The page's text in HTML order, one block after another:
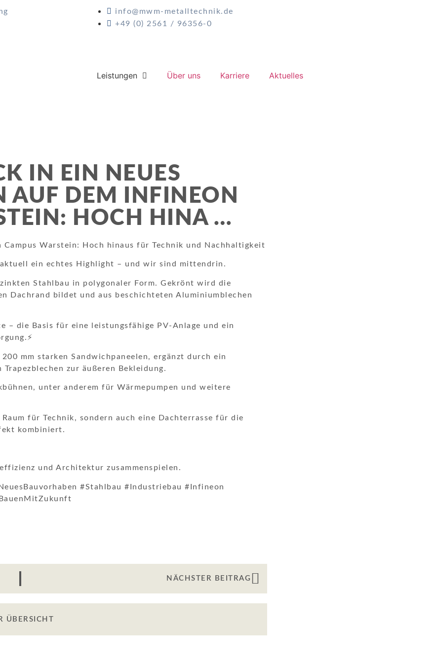
info@mwm-metalltechnik.de
+49 (0) 2561 / 96356-0
Leistungen Über uns Karriere Aktuelles
JOB
GESUCHT?
IN EIN NEUES
AUF DEM INFINEON
HOCH HINA …
Warstein: Hoch hinaus für Technik und Nachhaltigkeit
ein echtes Highlight – und wir sind mittendrin.
Stahlbau in polygonaler Form. Gekrönt wird die
Dachrand bildet und aus beschichteten Aluminiumblechen
– die Basis für eine leistungsfähige PV-Anlage und ein
mm starken Sandwichpaneelen, ergänzt durch ein
zur äußeren Bekleidung.
unter anderem für Wärmepumpen und weitere
für Technik, sondern auch eine Dachterrasse für die
kombiniert.
und Architektur zusammenspielen.
#Stahlbau #Industriebau #Infineon
NÄCHSTER BEITRAG
ÜBERSICHT